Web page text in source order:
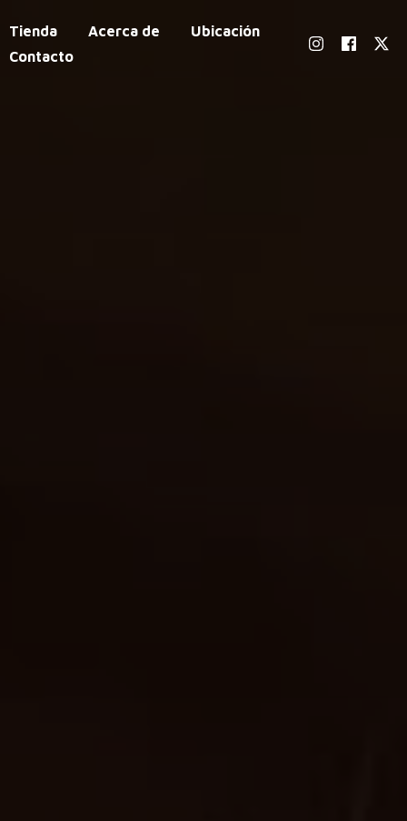
Tienda Acerca de
Ubicación
Contacto